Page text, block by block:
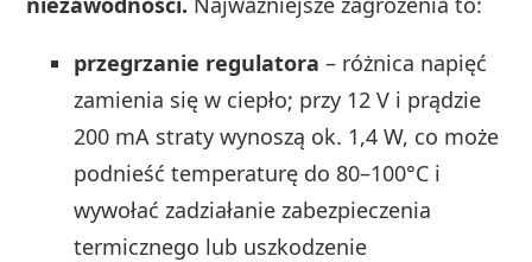
przegrzanie regulatora – różnica napięć
zamienia się w ciepło; przy 12 V i prądzie
200 mA straty wynoszą ok. 1,4 W, co może
podnieść temperaturę do 80–100°C i
wywołać zadziałanie zabezpieczenia
termicznego lub uszkodzenie